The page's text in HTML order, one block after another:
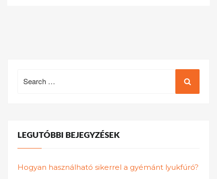
for:
LEGUTÓBBI BEJEGYZÉSEK
Hogyan használható sikerrel a gyémánt lyukfúró?